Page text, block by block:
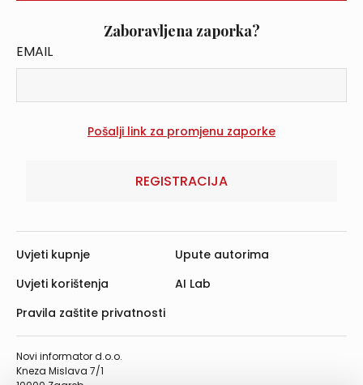
Zaboravljena zaporka?
EMAIL
REGISTRACIJA
Novi informator d.o.o.
Kneza Mislava 7/1
Uvjeti kupnje
Uvjeti korištenja
Pravila zaštite privatnosti
Upute autorima
AI Lab